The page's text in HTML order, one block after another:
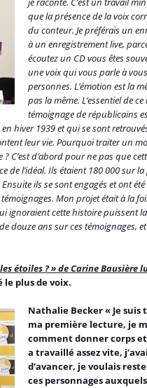
que la présence de la voix
du conteur. Je préférais un
à un enregistrement live,
écoutez un CD vous êtes
une voix qui vous parle à
personnes. L’émotion est la
pas la même. L’essentiel de
témoignage de républicains
hiver 1939 et qui se sont
leur vie. Pourquoi traiter un
C’est d’abord pour ne pas que
de l’idéal. Ils étaient 180 000 sur la
ils se sont engagés et ont
Mon projet était à la
ignoraient cette histoire puissent
douze ans sur ces témoignages,
étoiles ? » de Carine Bausière
le plus de voix.
Nathalie Becker « Je suis
ma première lecture, je
comment donner corps
a travaillé assez vite,
d’avancer, je voulais
ces personnages